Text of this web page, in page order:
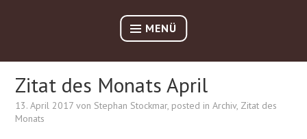
MENÜ
Zitat des Monats April
13. April 2017 von Stephan Stockmar, posted inArchiv, Zitat des
Monats